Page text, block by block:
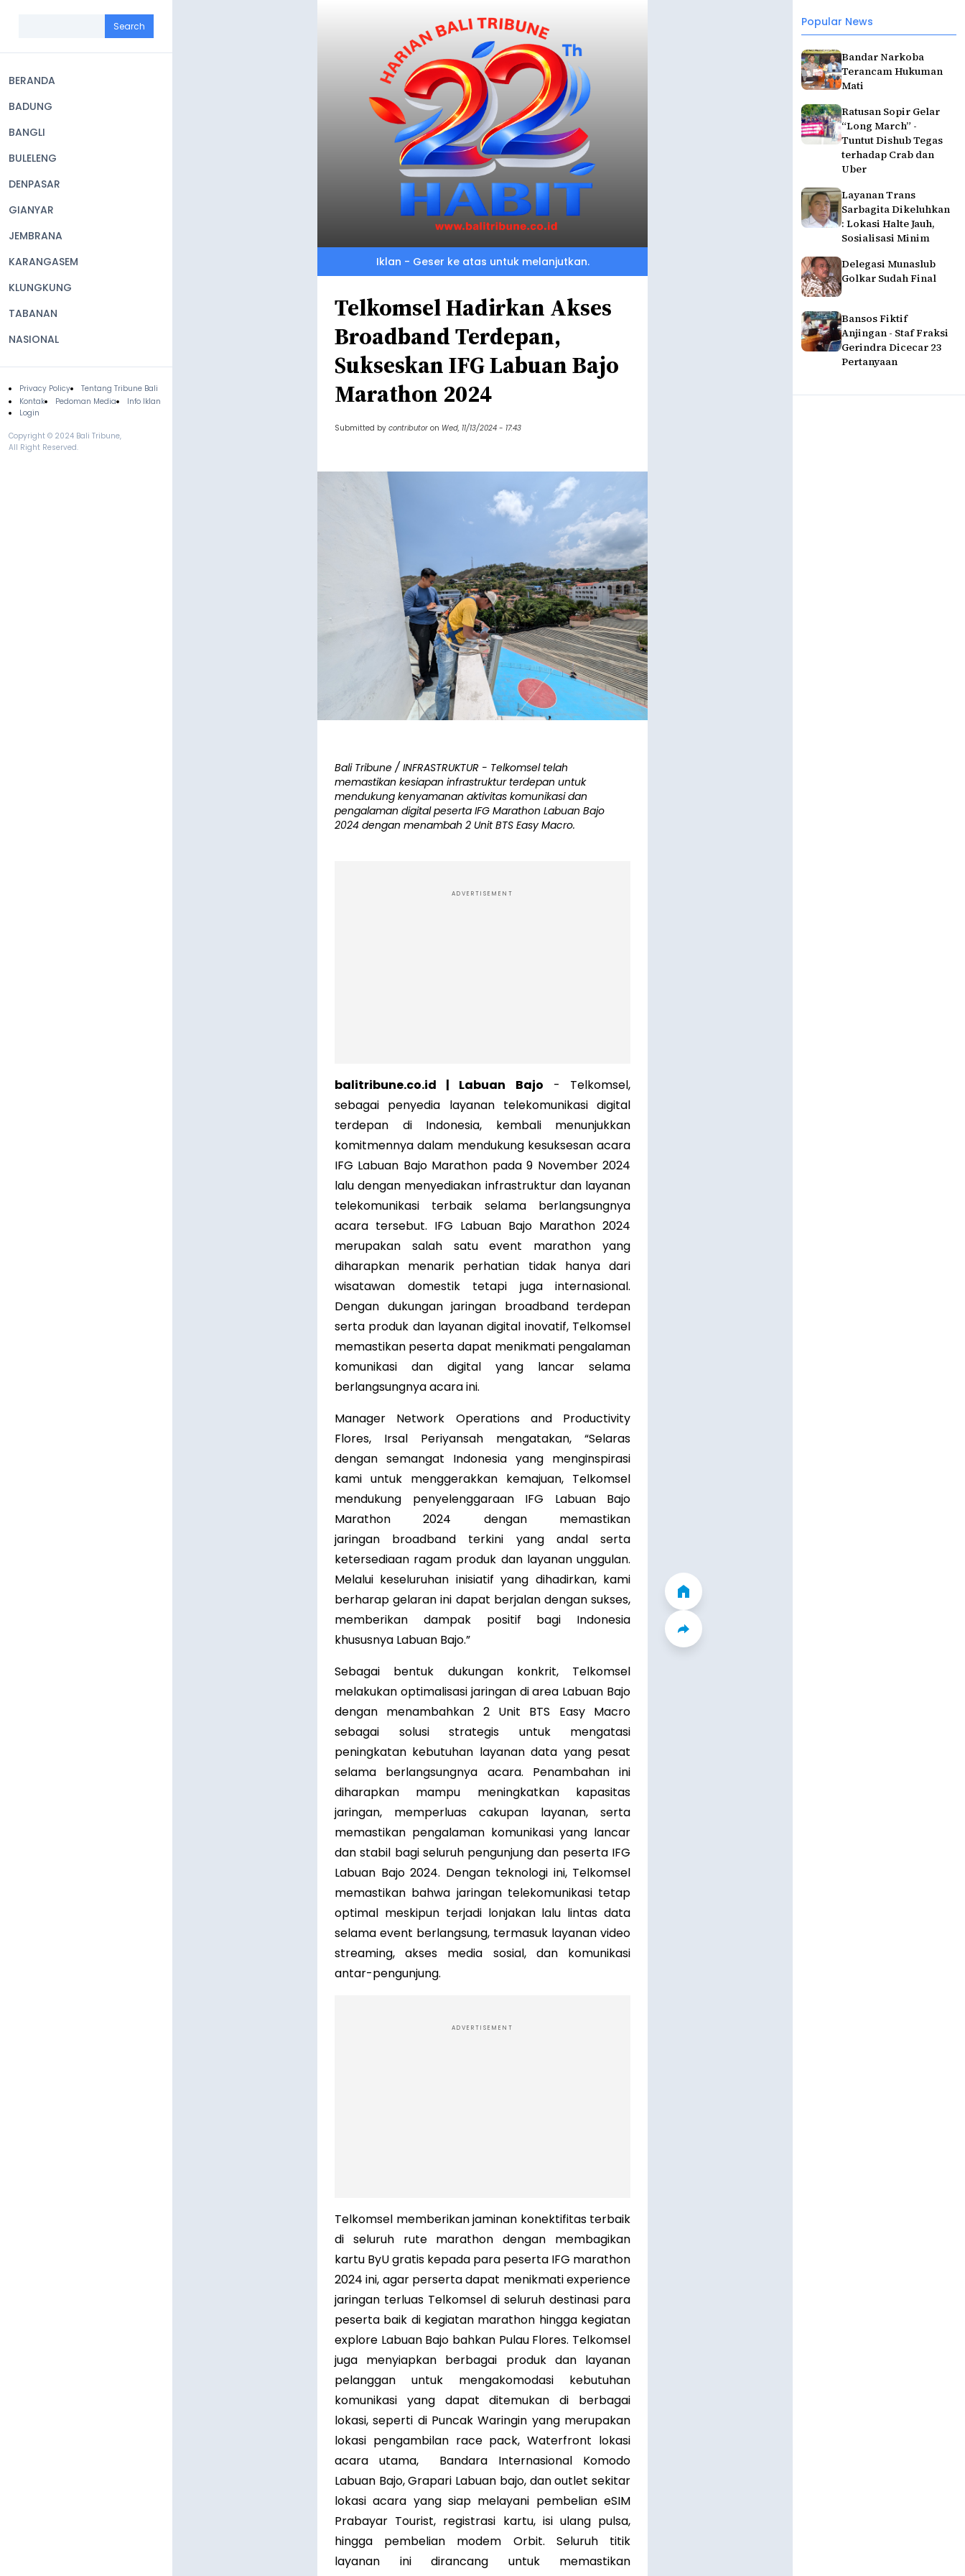
navigation
BERANDA
BADUNG
BANGLI
BULELENG
DENPASAR
GIANYAR
JEMBRANA
KARANGASEM
KLUNGKUNG
TABANAN
NASIONAL
Footer
Privacy Policy
Tentang Tribune Bali
Kontak
Pedoman Media
Info Iklan
Login
Copyright © 2024 Bali Tribune,
All Right Reserved.
Popular News
Bandar Narkoba
Terancam Hukuman
Mati
Ratusan Sopir Gelar
“Long March” -
Tuntut Dishub Tegas
terhadap Crab dan
Uber
Layanan Trans
Sarbagita Dikeluhkan
: Lokasi Halte Jauh,
Sosialisasi Minim
Delegasi Munaslub
Golkar Sudah Final
Bansos Fiktif
Anjingan - Staf Fraksi
Gerindra Dicecar 23
Pertanyaan
Iklan - Geser ke atas untuk melanjutkan.
Telkomsel Hadirkan Akses
Broadband Terdepan,
Sukseskan IFG Labuan Bajo
Marathon 2024
Submitted by contributor on Wed, 11/13/2024 - 17:43
Bali Tribune / INFRASTRUKTUR - Telkomsel telah
memastikan kesiapan infrastruktur terdepan untuk
mendukung kenyamanan aktivitas komunikasi dan
pengalaman digital peserta IFG Marathon Labuan Bajo
2024 dengan menambah 2 Unit BTS Easy Macro.
ADVERTISEMENT
balitribune.co.id | Labuan Bajo - Telkomsel,
sebagai penyedia layanan telekomunikasi digital
terdepan di Indonesia, kembali menunjukkan
komitmennya dalam mendukung kesuksesan acara
IFG Labuan Bajo Marathon pada 9 November 2024
lalu dengan menyediakan infrastruktur dan layanan
telekomunikasi terbaik selama berlangsungnya
acara tersebut. IFG Labuan Bajo Marathon 2024
merupakan salah satu event marathon yang
diharapkan menarik perhatian tidak hanya dari
wisatawan domestik tetapi juga internasional.
Dengan dukungan jaringan broadband terdepan
serta produk dan layanan digital inovatif, Telkomsel
memastikan peserta dapat menikmati pengalaman
komunikasi dan digital yang lancar selama
berlangsungnya acara ini.
Manager Network Operations and Productivity
Flores, Irsal Periyansah mengatakan, “Selaras
dengan semangat Indonesia yang menginspirasi
kami untuk menggerakkan kemajuan, Telkomsel
mendukung penyelenggaraan IFG Labuan Bajo
Marathon 2024 dengan memastikan
jaringan broadband terkini yang andal serta
ketersediaan ragam produk dan layanan unggulan.
Melalui keseluruhan inisiatif yang dihadirkan, kami
berharap gelaran ini dapat berjalan dengan sukses,
memberikan dampak positif bagi Indonesia
khususnya Labuan Bajo.”
Sebagai bentuk dukungan konkrit, Telkomsel
melakukan optimalisasi jaringan di area Labuan Bajo
dengan menambahkan 2 Unit BTS Easy Macro
sebagai solusi strategis untuk mengatasi
peningkatan kebutuhan layanan data yang pesat
selama berlangsungnya acara. Penambahan ini
diharapkan mampu meningkatkan kapasitas
jaringan, memperluas cakupan layanan, serta
memastikan pengalaman komunikasi yang lancar
dan stabil bagi seluruh pengunjung dan peserta IFG
Labuan Bajo 2024. Dengan teknologi ini, Telkomsel
memastikan bahwa jaringan telekomunikasi tetap
optimal meskipun terjadi lonjakan lalu lintas data
selama event berlangsung, termasuk layanan video
streaming, akses media sosial, dan komunikasi
antar-pengunjung.
ADVERTISEMENT
Telkomsel memberikan jaminan konektifitas terbaik
di seluruh rute marathon dengan membagikan
kartu ByU gratis kepada para peserta IFG marathon
2024 ini, agar perserta dapat menikmati experience
jaringan terluas Telkomsel di seluruh destinasi para
peserta baik di kegiatan marathon hingga kegiatan
explore Labuan Bajo bahkan Pulau Flores. Telkomsel
juga menyiapkan berbagai produk dan layanan
pelanggan untuk mengakomodasi kebutuhan
komunikasi yang dapat ditemukan di berbagai
lokasi, seperti di Puncak Waringin yang merupakan
lokasi pengambilan race pack, Waterfront lokasi
acara utama, Bandara Internasional Komodo
Labuan Bajo, Grapari Labuan bajo, dan outlet sekitar
lokasi acara yang siap melayani pembelian eSIM
Prabayar Tourist, registrasi kartu, isi ulang pulsa,
hingga pembelian modem Orbit. Seluruh titik
layanan ini dirancang untuk memastikan